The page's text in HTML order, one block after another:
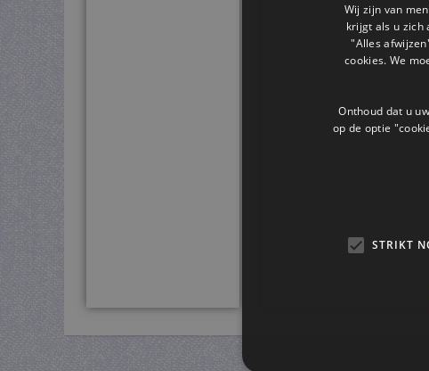
Wij zijn van
krijgt als u zich
"Alles
cookies. We
Onthoud dat u
op de optie
STRIKT